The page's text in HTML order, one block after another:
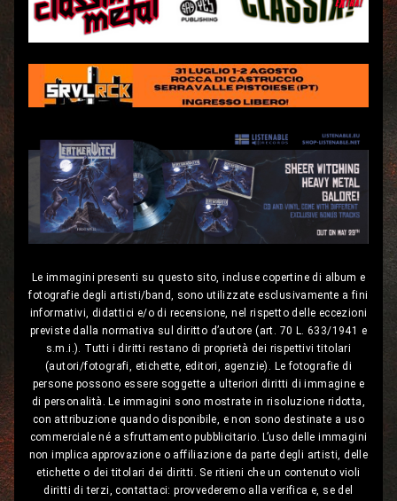
Le immagini presenti su questo sito, incluse copertine di album e
fotografie degli artisti/band, sono utilizzate esclusivamente a fini
informativi, didattici e/o di recensione, nel rispetto delle eccezioni
previste dalla normativa sul diritto d’autore (art. 70 L. 633/1941 e
s.m.i.). Tutti i diritti restano di proprietà dei rispettivi titolari
(autori/fotografi, etichette, editori, agenzie). Le fotografie di
persone possono essere soggette a ulteriori diritti di immagine e
di personalità. Le immagini sono mostrate in risoluzione ridotta,
con attribuzione quando disponibile, e non sono destinate a uso
commerciale né a sfruttamento pubblicitario. L’uso delle immagini
non implica approvazione o affiliazione da parte degli artisti, delle
etichette o dei titolari dei diritti. Se ritieni che un contenuto violi
diritti di terzi, contattaci: provvederemo alla verifica e, se del